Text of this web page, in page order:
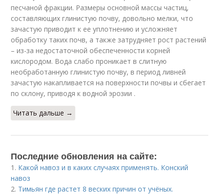
песчаной фракции. Размеры основной массы частиц,
составляющих глинистую почву, довольно мелки, что
зачастую приводит к ее уплотнению и усложняет
обработку таких почв, а также затрудняет рост растений
– из-за недостаточной обеспеченности корней
кислородом. Вода слабо проникает в слитную
необработанную глинистую почву, в период ливней
зачастую накапливается на поверхности почвы и сбегает
по склону, приводя к водной эрозии .
Читать дальше →
Последние обновления на сайте:
1. Какой навоз и в каких случаях применять. Конский
навоз
2. Тимьян где растет 8 веских причин от учёных.